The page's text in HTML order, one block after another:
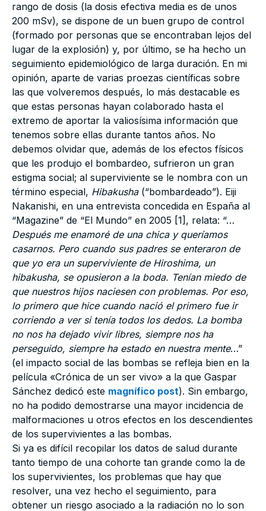
rango de dosis (la dosis efectiva media es de unos
200 mSv), se dispone de un buen grupo de control
(formado por personas que se encontraban lejos del
lugar de la explosión) y, por último, se ha hecho un
seguimiento epidemiológico de larga duración. En mi
opinión, aparte de varias proezas científicas sobre
las que volveremos después, lo más destacable es
que estas personas hayan colaborado hasta el
extremo de aportar la valiosísima información que
tenemos sobre ellas durante tantos años. No
debemos olvidar que, además de los efectos físicos
que les produjo el bombardeo, sufrieron un gran
estigma social; al superviviente se le nombra con un
término especial, Hibakusha(“bombardeado”). Eiji
Nakanishi, en una entrevista concedida en España al
“Magazine” de “El Mundo” en 2005 [1], relata: “…
Después me enamoré de una chica y queríamos
casarnos. Pero cuando sus padres se enteraron de
que yo era un superviviente de Hiroshima, un
hibakusha, se opusieron a la boda. Tenían miedo de
que nuestros hijos naciesen con problemas. Por eso,
lo primero que hice cuando nació el primero fue ir
corriendo a ver si tenía todos los dedos. La bomba
no nos ha dejado vivir libres, siempre nos ha
perseguido, siempre ha estado en nuestra mente…”
(el impacto social de las bombas se refleja bien en la
película «Crónica de un ser vivo» a la que Gaspar
Sánchez dedicó este magnífico post). Sin embargo,
no ha podido demostrarse una mayor incidencia de
malformaciones u otros efectos en los descendientes
de los supervivientes a las bombas.
Si ya es difícil recopilar los datos de salud durante
tanto tiempo de una cohorte tan grande como la de
los supervivientes, los problemas que hay que
resolver, una vez hecho el seguimiento, para
obtener un riesgo asociado a la radiación no lo son